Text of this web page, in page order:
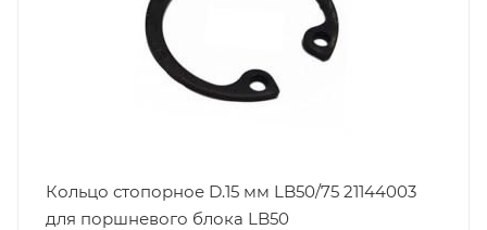
Кольцо стопорное D.15 мм LB50/75 21144003
для поршневого блока LB50